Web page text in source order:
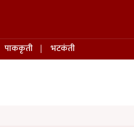
पाककृती
भटकंती